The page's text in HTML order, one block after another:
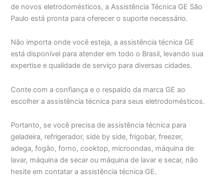
de novos eletrodomésticos, a Assistência Técnica GE São
Paulo está pronta para oferecer o suporte necessário.
Não importa onde você esteja, a assistência técnica GE
está disponível para atender em todo o Brasil, levando sua
expertise e qualidade de serviço para diversas cidades.
Conte com a confiança e o respaldo da marca GE ao
escolher a assistência técnica para seus eletrodomésticos.
Portanto, se você precisa de assistência técnica para
geladeira, refrigerador, side by side, frigobar, freezer,
adega, fogão, forno, cooktop, microondas, máquina de
lavar, máquina de secar ou máquina de lavar e secar, não
hesite em contatar a assistência técnica GE.